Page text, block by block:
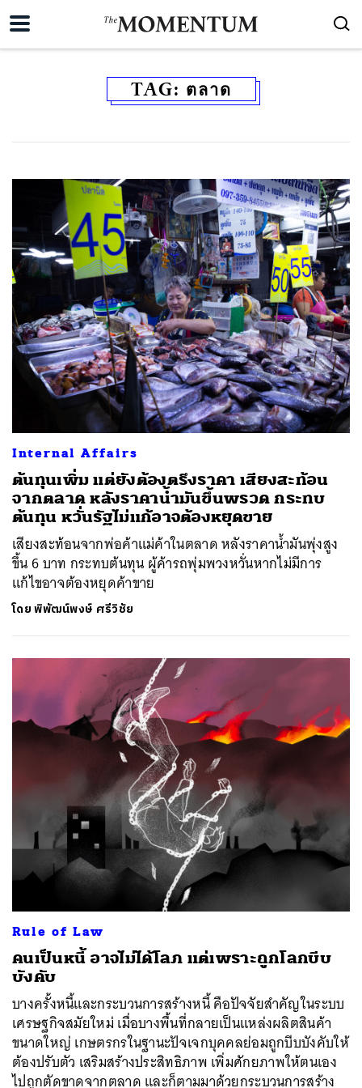
TAG: ตลาด
Internal Affairs
ต้นทุนเพิ่ม แต่ยังต้องตรึงราคา เสียงสะท้อน
จากตลาด หลังราคาน้ำมันขึ้นพรวด กระทบ
ต้นทุน หวั่นรัฐไม่แก้อาจต้องหยุดขาย
เสียงสะท้อนจากพ่อค้าแม่ค้าในตลาด หลังราคาน้ำมันพุ่งสูง
ขึ้น 6 บาท กระทบต้นทุน ผู้ค้ารถพุ่มพวงหวั่นหากไม่มีการ
แก้ไขอาจต้องหยุดค้าขาย
โดยพิพัฒน์พงษ์ ศรีวิชัย
Rule of Law
คนเป็นหนี้ อาจไม่ได้โลภ แต่เพราะถูกโลกบีบ
บังคับ
บางครั้งหนี้และกระบวนการสร้างหนี้ คือปัจจัยสำคัญในระบบ
เศรษฐกิจสมัยใหม่ เมื่อบางพื้นที่กลายเป็นแหล่งผลิตสินค้า
ขนาดใหญ่ เกษตรกรในฐานะปัจเจกบุคคลย่อมถูกบีบบังคับให้
ต้องปรับตัว เสริมสร้างประสิทธิภาพ เพิ่มศักยภาพให้ตนเอง
ไปถูกตัดขาดจากตลาด และก็ตามมาด้วยกระบวนการสร้าง
SHARE TWEET EMAIL